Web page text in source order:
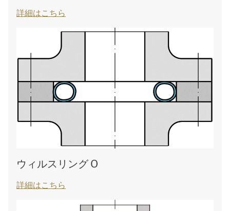
詳細はこちら
ウィルスリング O
詳細はこちら